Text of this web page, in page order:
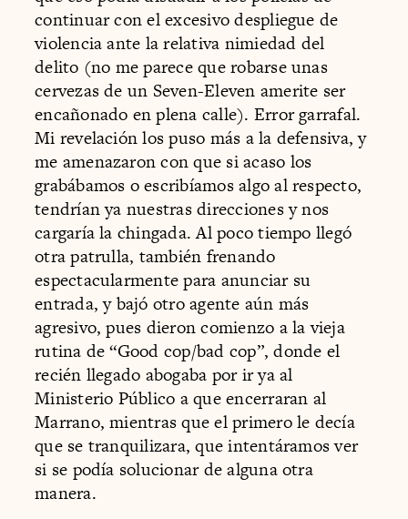
continuar con el excesivo despliegue de
violencia ante la relativa nimiedad del
delito (no me parece que robarse unas
cervezas de un Seven-Eleven amerite ser
encañonado en plena calle). Error garrafal.
Mi revelación los puso más a la defensiva, y
me amenazaron con que si acaso los
grabábamos o escribíamos algo al respecto,
tendrían ya nuestras direcciones y nos
cargaría la chingada. Al poco tiempo llegó
otra patrulla, también frenando
espectacularmente para anunciar su
entrada, y bajó otro agente aún más
agresivo, pues dieron comienzo a la vieja
rutina de “Good cop/bad cop”, donde el
recién llegado abogaba por ir ya al
Ministerio Público a que encerraran al
Marrano, mientras que el primero le decía
que se tranquilizara, que intentáramos ver
si se podía solucionar de alguna otra
manera.